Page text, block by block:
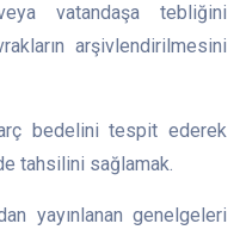
vatandaşa tebliğini
arşivlendirilmesini
bedelini tespit ederek
tahsilini sağlamak.
yayınlanan genelgeleri